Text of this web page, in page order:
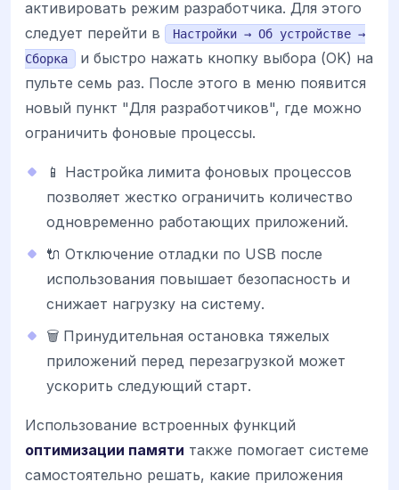
активировать режим разработчика. Для этого
следует перейти в
Настройки → Об устройстве →
Сборка
и быстро нажать кнопку выбора (OK) на
пульте семь раз. После этого в меню появится
новый пункт "Для разработчиков", где можно
ограничить фоновые процессы.
📱 Настройка лимита фоновых процессов
позволяет жестко ограничить количество
одновременно работающих приложений.
🔌 Отключение отладки по USB после
использования повышает безопасность и
снижает нагрузку на систему.
🗑️ Принудительная остановка тяжелых
приложений перед перезагрузкой может
ускорить следующий старт.
Использование встроенных функций
оптимизации памяти также помогает системе
самостоятельно решать, какие приложения